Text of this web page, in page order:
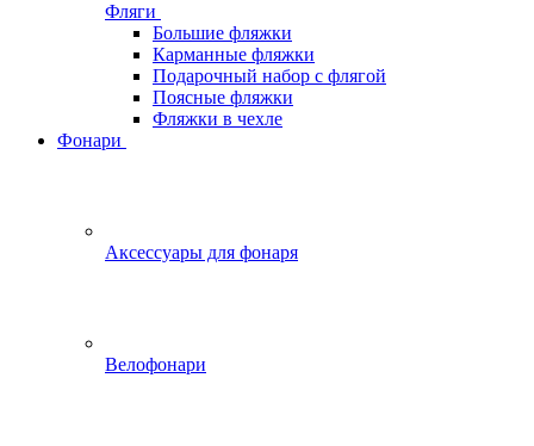
Фляги
Большие фляжки
Карманные фляжки
Подарочный набор с флягой
Поясные фляжки
Фляжки в чехле
Фонари
Аксессуары для фонаря
Велофонари